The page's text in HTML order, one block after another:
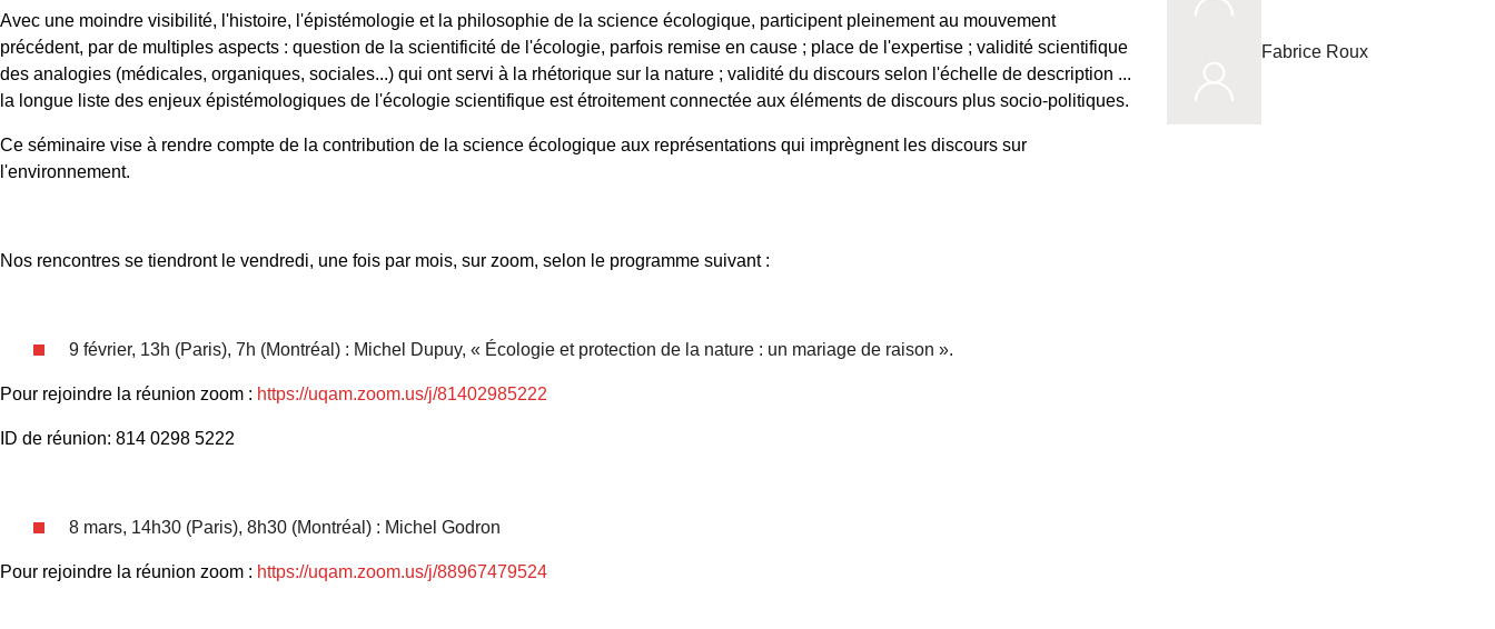
Avec une moindre visibilité, l'histoire, l'épistémologie et la philosophie de la science écologique, participent pleinement au mouvement
précédent, par de multiples aspects : question de la scientificité de l'écologie, parfois remise en cause ; place de l'expertise ; validité scientifique
des analogies (médicales, organiques, sociales...) qui ont servi à la rhétorique sur la nature ; validité du discours selon l'échelle de description ...
la longue liste des enjeux épistémologiques de l'écologie scientifique est étroitement connectée aux éléments de discours plus socio-politiques.
Ce séminaire vise à rendre compte de la contribution de la science écologique aux représentations qui imprègnent les discours sur
l'environnement.
Nos rencontres se tiendront le vendredi, une fois par mois, sur zoom, selon le programme suivant :
9 février, 13h (Paris), 7h (Montréal) : Michel Dupuy, « Écologie et protection de la nature : un mariage de raison ».
Pour rejoindre la réunion zoom : https://uqam.zoom.us/j/81402985222
ID de réunion: 814 0298 5222
8 mars, 14h30 (Paris), 8h30 (Montréal) : Michel Godron
Pour rejoindre la réunion zoom : https://uqam.zoom.us/j/88967479524
Fabrice Roux